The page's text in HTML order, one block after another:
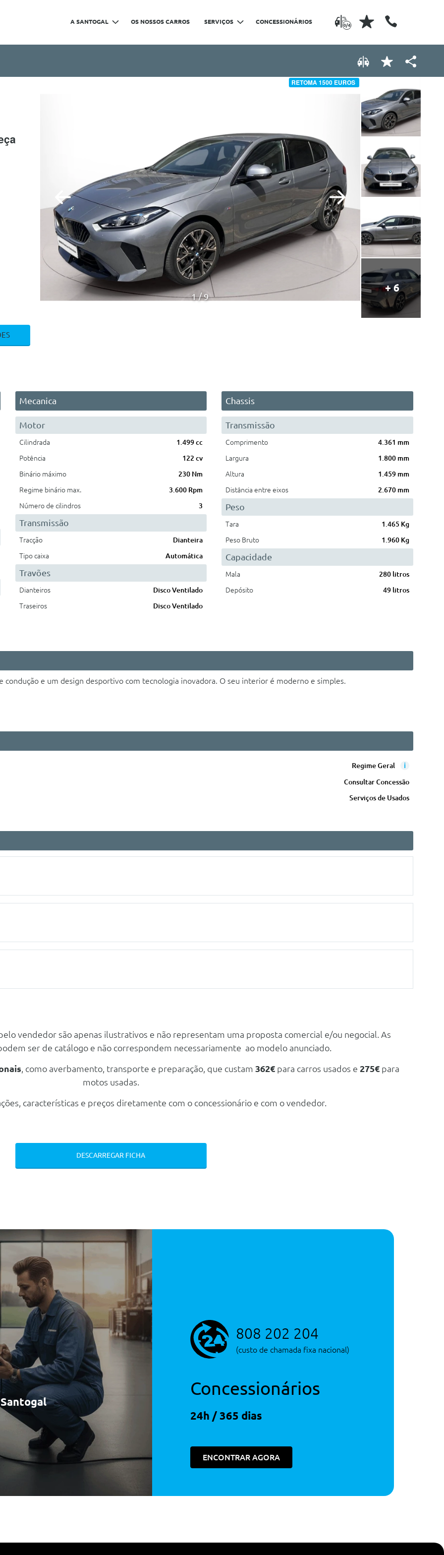
0/4
A SANTOGAL OS NOSSOS CARROS SERVIÇOS CONCESSIONÁRIOS
RETOMA 1500 EUROS
1 9
+ 6
Mecanica
Motor
Cilindrada
1.499 cc
Potência
122 cv
Binário máximo
230 Nm
Regime binário max.
3.600 Rpm
Número de cilindros
3
Transmissão
Tracção
Dianteira
Tipo caixa
Automática
Travões
Dianteiros
Disco Ventilado
Traseiros
Disco Ventilado
Chassis
Transmissão
Comprimento
4.361 mm
Largura
1.800 mm
Altura
1.459 mm
Distância entre eixos
2.670 mm
Peso
Tara
1.465 Kg
Peso Bruto
1.960 Kg
Capacidade
Mala
280 litros
Depósito
49 litros
condução e um design desportivo com tecnologia inovadora. O seu interior é moderno e simples.
Regime Geral i
Consultar Concessão
Serviços de Usados
vendedor são apenas ilustrativos e não representam uma proposta comercial e/ou negocial. As
ser de catálogo e não correspondem necessariamente ao modelo anunciado.
, como averbamento, transporte e preparação, que custam 362€para carros usados e 275€para
motos usadas.
características e preços diretamente com o concessionário e com o vendedor.
DESCARREGAR FICHA
808 202 204
(custo de chamada fixa nacional)
Concessionários
24h / 365 dias
ENCONTRAR AGORA